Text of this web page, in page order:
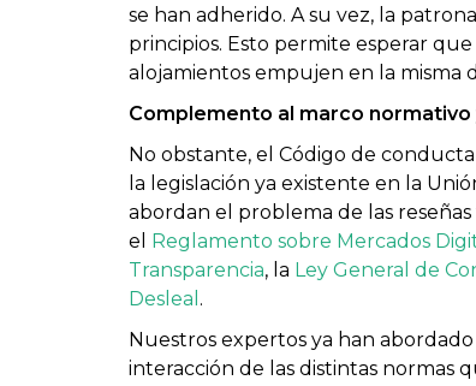
se han adherido. A su vez, la
principios. Esto permite esperar
alojamientos empujen en la misma
Complemento al marco
No obstante, el Código de
la legislación ya existente en la
abordan el problema de las reseñas
el Reglamento sobre Mercados
Transparencia, la Ley General de
Desleal .
Nuestros expertos ya han
interacción de las distintas normas